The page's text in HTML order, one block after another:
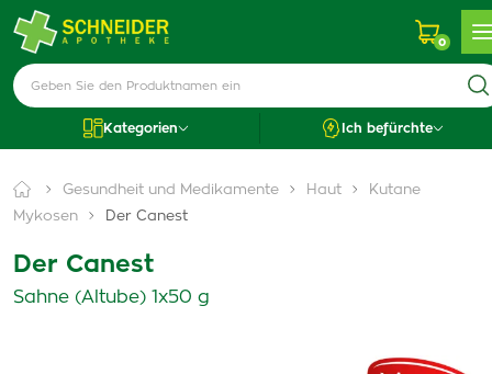
0
Kategorien Ich befürchte
Gesundheit und Medikamente Haut
Kutane
Mykosen
Der Canest
Der Canest
Sahne (Altube) 1x50 g